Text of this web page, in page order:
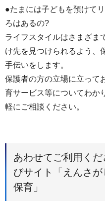
●たまには子どもを預けて
ろはあるの?
ライフスタイルはさまざま
け先を見つけられるよう、
手伝いをします。
保護者の方の立場に立って
育サービス等についてわか
軽にご相談ください。
あわせてご利用く
びサイト「えんさ
保育」